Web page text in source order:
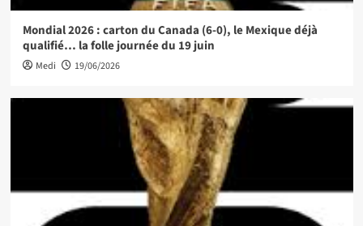
Mondial 2026 : carton du Canada (6-0), le Mexique déjà
qualifié… la folle journée du 19 juin
Medi 19/06/2026